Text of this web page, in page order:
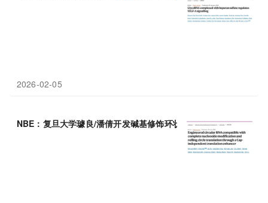
2026-02-05
NBE：复旦大学璩良/潘倩开发碱基修饰环状 RNA技术，破解环状